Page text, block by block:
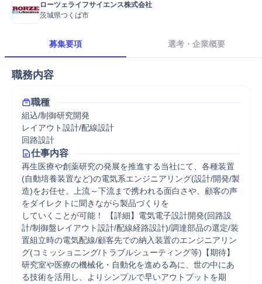
ローツェライフサイエンス株式会社
茨城県つくば市
募集要項 選考・企業概要
職務内容
職種
組込/制御研究開発
レイアウト設計/配線設計
回路設計
仕事内容
再生医療や創薬研究の発展を推進する当社にて、各種装置
(自動培養装置など)の電気系エンジニアリング(設計/開発/製
造)をお任せ。上流～下流まで携われる面白さや、顧客の声
をダイレクトに聞きながら製品づくりを
していくことが可能！ 【詳細】電気電子設計開発(回路設
計/制御盤レイアウト設計/配線経路設計)/調達部品の選定/装
置組立時の電気配線/顧客先での納入装置のエンジニアリン
グ(コミッショニング/トラブルシューティング等)【期待】
研究室や医療の機械化・自動化を進める為に、世の中にあ
る技術を活用し、よりシンプルで早いアウトプットを期